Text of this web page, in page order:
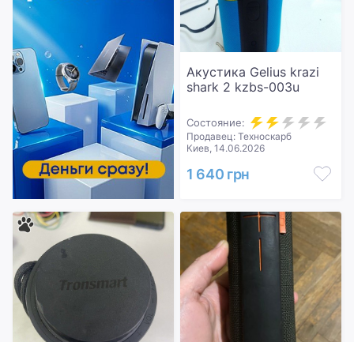
Акустика Gelius krazi
shark 2 kzbs-003u
Состояние:
Продавец: Техноскарб
Киев, 14.06.2026
1 640 грн